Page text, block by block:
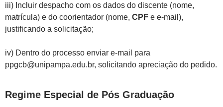
iii) Incluir despacho com os dados do discente (nome,
matrícula) e do coorientador (nome, CPF e e-mail),
justificando a solicitação;
iv) Dentro do processo enviar e-mail para
ppgcb@unipampa.edu.br, solicitando apreciação do pedido.
Regime Especial de Pós Graduação